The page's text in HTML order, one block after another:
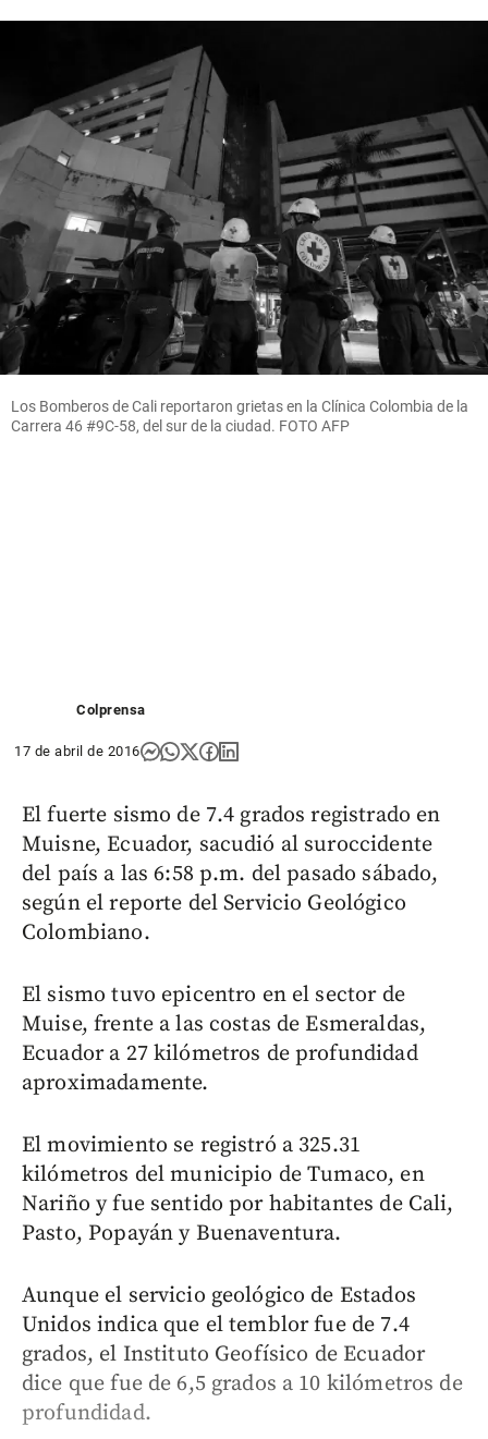
Los Bomberos de Cali reportaron grietas en la Clínica Colombia de la
Carrera 46 #9C-58, del sur de la ciudad. FOTO AFP
Colprensa
17 de abril de 2016
El fuerte sismo de 7.4 grados registrado en
Muisne, Ecuador, sacudió al suroccidente
del país a las 6:58 p.m. del pasado sábado,
según el reporte del Servicio Geológico
Colombiano.
El sismo tuvo epicentro en el sector de
Muise, frente a las costas de Esmeraldas,
Ecuador a 27 kilómetros de profundidad
aproximadamente.
El movimiento se registró a 325.31
kilómetros del municipio de Tumaco, en
Nariño y fue sentido por habitantes de Cali,
Pasto, Popayán y Buenaventura.
Aunque el servicio geológico de Estados
Unidos indica que el temblor fue de 7.4
grados, el Instituto Geofísico de Ecuador
dice que fue de 6,5 grados a 10 kilómetros de
profundidad.